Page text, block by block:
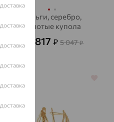
Серьги, серебро,
Золотые купола
1 817₽ 5 047₽
доставка
доставка
доставка
доставка
доставка
доставка